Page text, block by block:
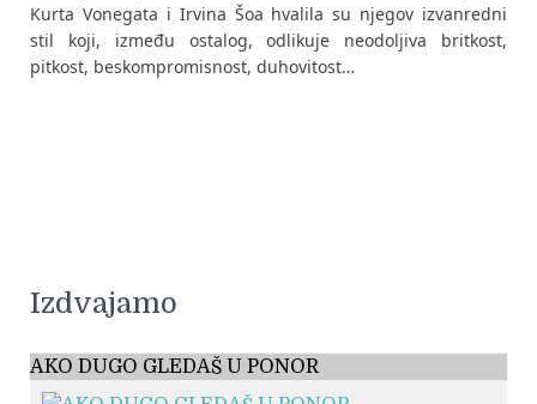
Kurta Vonegata i Irvina Šoa hvalila su njegov izvanredni
stil koji, između ostalog, odlikuje neodoljiva britkost,
pitkost, beskompromisnost, duhovitost…
Izdvajamo
AKO DUGO GLEDAŠ U PONOR